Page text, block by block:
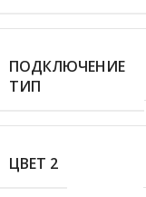
ПОДКЛЮЧЕНИЕ
ТИП
ЦВЕТ 2